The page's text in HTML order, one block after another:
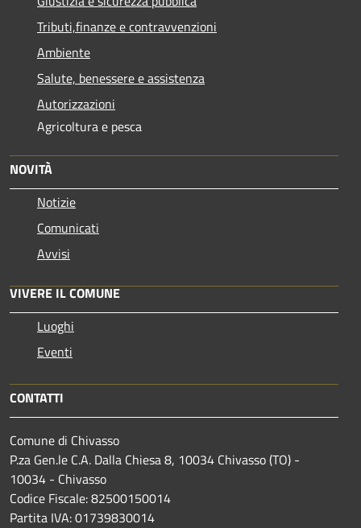
Tributi,finanze e contravvenzioni
Ambiente
Salute, benessere e assistenza
Autorizzazioni
Agricoltura e pesca
NOVITÀ
Notizie
Comunicati
Avvisi
VIVERE IL COMUNE
Luoghi
Eventi
CONTATTI
Comune di Chivasso
P.za Gen.le C.A. Dalla Chiesa 8, 10034 Chivasso (TO) -
10034 - Chivasso
Codice Fiscale: 82500150014
Partita IVA: 01739830014